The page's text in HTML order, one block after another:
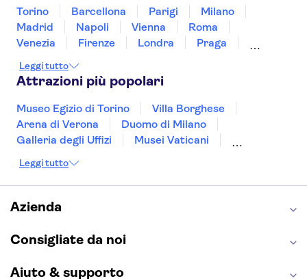
Gold Coast
WorldMark Las Vegas
Rio
Cancun Resort
Paris
Circus Circus
Hilton Grand Vacations Club on
Torino Barcellona Parigi
Milano
Madrid
Napoli Vienna
Roma
Venezia
Firenze Londra
Praga
Bologna
Malta Genova
Leggi tutto
Attrazioni più popolari
Museo Egizio di Torino
Villa Borghese
Arena di Verona
Duomo di Milano
Galleria degli Uffizi
Musei Vaticani
Museo del Louvre
Teatro alla Scala
Sagrada Familia
Pantheon
Napoli Sotterranea
Leggi tutto
Azienda
Consigliate da noi
Aiuto & supporto